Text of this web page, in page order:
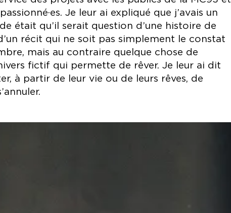
Je leur ai expliqué que j’avais un
était qu’il serait question d’une histoire de
récit qui ne soit pas simplement le constat
mais au contraire quelque chose de
fictif qui permette de rêver. Je leur ai dit
à partir de leur vie ou de leurs rêves, de